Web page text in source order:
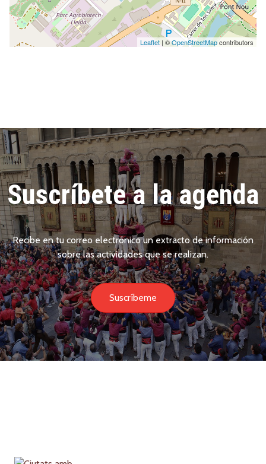
Leaflet | ©OpenStreetMapcontributors
Suscríbete a la agenda
Recibe en tu correo electrónico un extracto de información
sobre las actividades que se realizan.
Suscríbeme